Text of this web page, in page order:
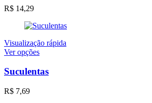
R$ 14,29
Visualização rápida
Ver opçõesEste
tem
Suculentas
R$ 7,69